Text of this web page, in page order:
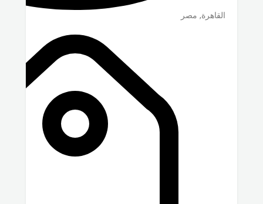
القاهرة, مصر